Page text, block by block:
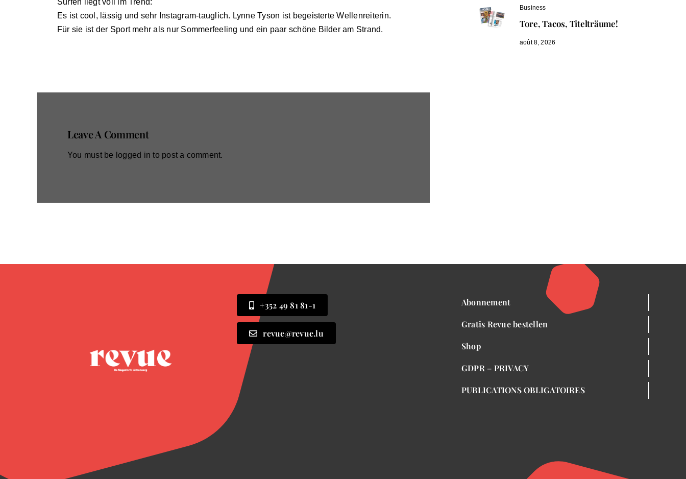
Surfen liegt voll im Trend:
Es ist cool, lässig und sehr Instagram-tauglich. Lynne Tyson ist begeisterte Wellenreiterin.
Für sie ist der Sport mehr als nur Sommerfeeling und ein paar schöne Bilder am Strand.
Leave A Comment
You must be logged in to post a comment.
Business
Tore, Tacos, Titelträume!
août 8, 2026
+352 49 81 81-1
revue@revue.lu
Abonnement
Gratis Revue bestellen
Shop
GDPR – PRIVACY
PUBLICATIONS OBLIGATOIRES